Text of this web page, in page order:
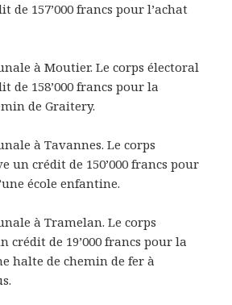
de 157’000 francs pour l’achat
à Moutier. Le corps électoral
de 158’000 francs pour la
de Graitery.
à Tavannes. Le corps
un crédit de 150’000 francs pour
école enfantine.
à Tramelan. Le corps
crédit de 19’000 francs pour la
halte de chemin de fer à